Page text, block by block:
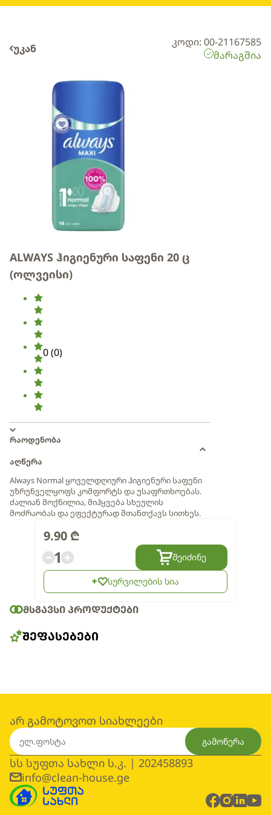
უკან
კოდი: 00-21167585
მარაგშია
ALWAYS ჰიგიენური საფენი 20 ც
(ოლვეისი)
0(0)
რაოდენობა
აღწერა
Always Normal ყოველდღიური ჰიგიენური საფენი
უზრუნველყოფს კომფორტს და უსაფრთხოებას.
ძალიან მოქნილია, მიჰყვება სხეულის
მოძრაობას და ეფექტურად შთანთქავს სითხეს.
9.90 ₾
1 შეიძინე
სურვილების სია
ᲛᲡᲒᲐᲕᲡᲘ ᲞᲠᲝᲓᲣᲥᲢᲔᲑᲘ
ᲨᲔᲤᲐᲡᲔᲑᲔᲑᲘ
არ გამოტოვოთ სიახლეები
გამოწერა
სს სუფთა სახლი ს.კ. | 202458893
info@clean-house.ge